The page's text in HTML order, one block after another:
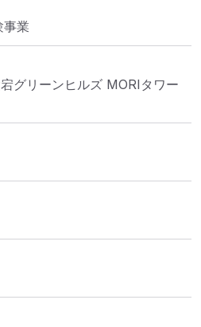
事業
グリーンヒルズ MORIタワー